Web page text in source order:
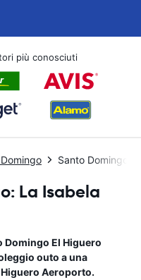
più conosciuti
Santo Domingo
La Isabela
Domingo El Higuero
outo a una
Aeroporto.